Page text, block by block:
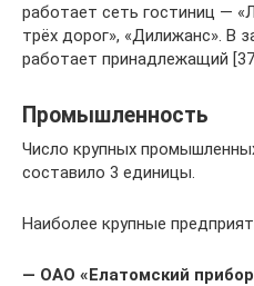
работает сеть гостиниц —
трёх дорог», «Дилижанс». В
работает принадлежащий
Промышленность
Число крупных
составило 3 единицы.
Наиболее крупные
— ОАО «Елатомский